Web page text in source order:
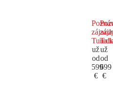
už
od
599
€
už
od
699
€